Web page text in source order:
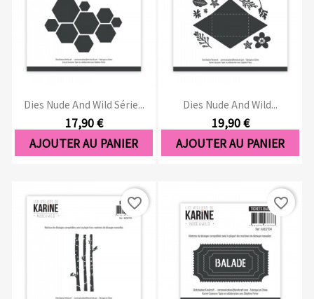
Dies Nude And Wild Série...
17,90 €
AJOUTER AU PANIER
Dies Nude And Wild...
19,90 €
AJOUTER AU PANIER
favorite_border favorite_border